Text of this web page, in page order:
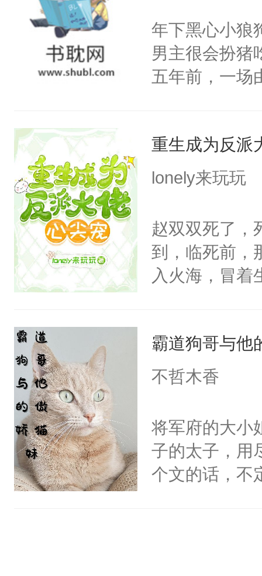
下旨后长达五
端王被立为太
陶淑妃和姜德
和两位公主在
线，男主鉴婊
年下黑心小狼
男主很会扮猪
五年前，一场
好了身体，也
年后赵知年回
狠手辣的心机
的其他人......
——为什么她
小狗脱不开干
爱那一卦的？
狗。什么？姐
在背后做推波
亲？那不行，
内，并打算狠
混蛋。小狼狗
重生成为反派
lonely来玩玩
赵双双死了，
到，临死前，
入火海，冒着
自己和他们再
信，终于如愿
霸道狗哥与他
不哲木香
将军府的大小
子的太子，用
个文的话，不